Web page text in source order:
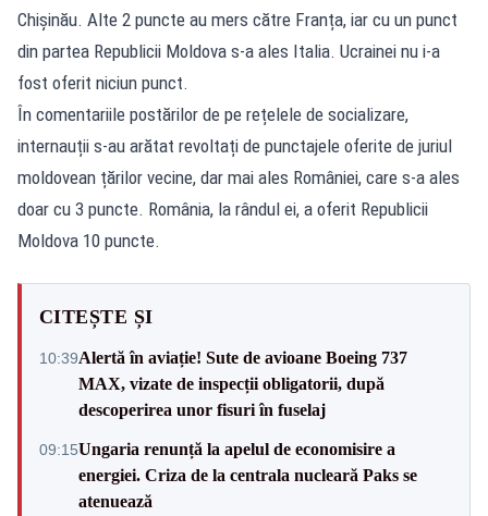
Chișinău. Alte 2 puncte au mers către Franța, iar cu un punct
din partea Republicii Moldova s-a ales Italia. Ucrainei nu i-a
fost oferit niciun punct.
În comentariile postărilor de pe rețelele de socializare,
internauții s-au arătat revoltați de punctajele oferite de juriul
moldovean țărilor vecine, dar mai ales României, care s-a ales
doar cu 3 puncte. România, la rândul ei, a oferit Republicii
Moldova 10 puncte.
CITEȘTE ȘI
10:39Alertă în aviație! Sute de avioane Boeing 737
MAX, vizate de inspecții obligatorii, după
descoperirea unor fisuri în fuselaj
09:15Ungaria renunță la apelul de economisire a
energiei. Criza de la centrala nucleară Paks se
atenuează